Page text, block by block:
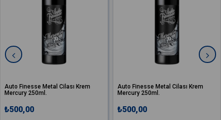
Auto Finesse Metal Cilası Krem
Mercury 250ml.
₺500,00
Auto Finesse Metal Cilası Krem
Mercury 250ml.
₺500,00